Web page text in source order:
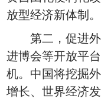
放型经济新体制。
第二，促进
进博会等开放平
机。中国将挖掘
增长、世界经济